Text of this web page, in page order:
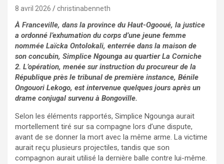
8 avril 2026 christinabenneth
À Franceville, dans la province du Haut-Ogooué, la justice
a ordonné l’exhumation du corps d’une jeune femme
nommée Laïcka Ontolokali, enterrée dans la maison de
son concubin, Simplice Ngounga au quartier La Corniche
2. L’opération, menée sur instruction du procureur de la
République près le tribunal de première instance, Bénile
Ongouori Lekogo, est intervenue quelques jours après un
drame conjugal survenu à Bongoville.
Selon les éléments rapportés, Simplice Ngounga aurait
mortellement tiré sur sa compagne lors d’une dispute,
avant de se donner la mort avec la même arme. La victime
aurait reçu plusieurs projectiles, tandis que son
compagnon aurait utilisé la dernière balle contre lui-même.